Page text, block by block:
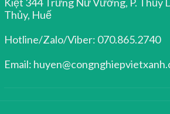
Thủy, Huế
Hotline/Zalo/Viber: 070.865.2740
Email: